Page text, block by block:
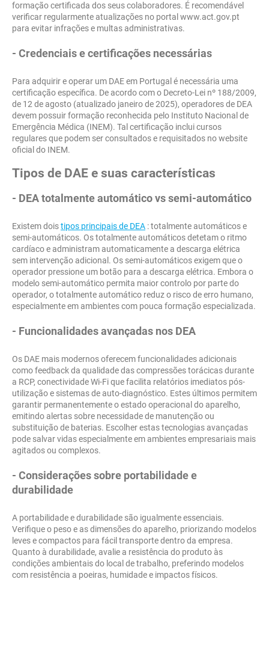
formação certificada dos seus colaboradores. É recomendável
verificar regularmente atualizações no portal www.act.gov.pt
para evitar infrações e multas administrativas.
- Credenciais e certificações necessárias
Para adquirir e operar um DAE em Portugal é necessária uma
certificação específica. De acordo com o Decreto-Lei nº 188/2009,
de 12 de agosto (atualizado janeiro de 2025), operadores de DEA
devem possuir formação reconhecida pelo Instituto Nacional de
Emergência Médica (INEM). Tal certificação inclui cursos
regulares que podem ser consultados e requisitados no website
oficial do INEM.
Tipos de DAE e suas características
- DEA totalmente automático vs semi-automático
Existem doistipos principais de DEA : totalmente automáticos e
semi-automáticos. Os totalmente automáticos detetam o ritmo
cardíaco e administram automaticamente a descarga elétrica
sem intervenção adicional. Os semi-automáticos exigem que o
operador pressione um botão para a descarga elétrica. Embora o
modelo semi-automático permita maior controlo por parte do
operador, o totalmente automático reduz o risco de erro humano,
especialmente em ambientes com pouca formação especializada.
- Funcionalidades avançadas nos DEA
Os DAE mais modernos oferecem funcionalidades adicionais
como feedback da qualidade das compressões torácicas durante
a RCP, conectividade Wi-Fi que facilita relatórios imediatos pós-
utilização e sistemas de auto-diagnóstico. Estes últimos permitem
garantir permanentemente o estado operacional do aparelho,
emitindo alertas sobre necessidade de manutenção ou
substituição de baterias. Escolher estas tecnologias avançadas
pode salvar vidas especialmente em ambientes empresariais mais
agitados ou complexos.
- Considerações sobre portabilidade e
durabilidade
A portabilidade e durabilidade são igualmente essenciais.
Verifique o peso e as dimensões do aparelho, priorizando modelos
leves e compactos para fácil transporte dentro da empresa.
Quanto à durabilidade, avalie a resistência do produto às
condições ambientais do local de trabalho, preferindo modelos
com resistência a poeiras, humidade e impactos físicos.